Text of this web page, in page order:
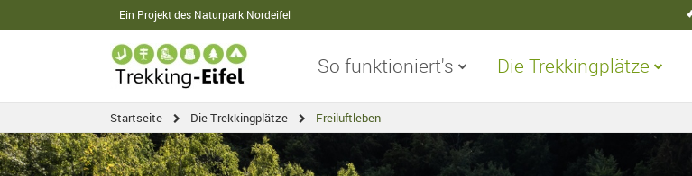
Ein Projekt des Naturpark Nordeifel
So funktioniert's Die Trekkingplätze
Startseite Die Trekkingplätze Freiluftleben